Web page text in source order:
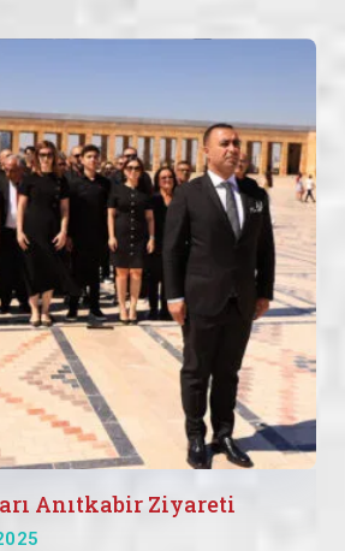
Anıtkabir Ziyareti